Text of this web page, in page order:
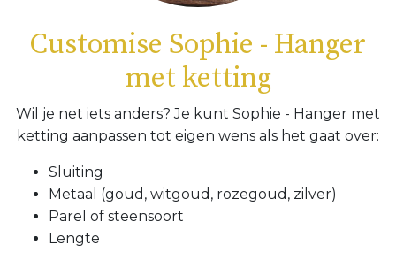
Customise Sophie - Hanger
met ketting
Wil je net iets anders? Je kunt Sophie - Hanger met
ketting aanpassen tot eigen wens als het gaat over:
Sluiting
Metaal (goud, witgoud, rozegoud, zilver)
Parel of steensoort
Lengte